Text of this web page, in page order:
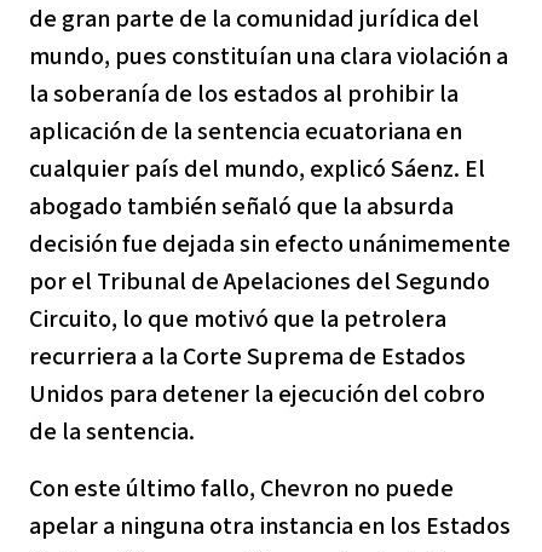
de gran parte de la comunidad jurídica del
mundo, pues constituían una clara violación a
la soberanía de los estados al prohibir la
aplicación de la sentencia ecuatoriana en
cualquier país del mundo, explicó Sáenz. El
abogado también señaló que la absurda
decisión fue dejada sin efecto unánimemente
por el Tribunal de Apelaciones del Segundo
Circuito, lo que motivó que la petrolera
recurriera a la Corte Suprema de Estados
Unidos para detener la ejecución del cobro
de la sentencia.
Con este último fallo, Chevron no puede
apelar a ninguna otra instancia en los Estados